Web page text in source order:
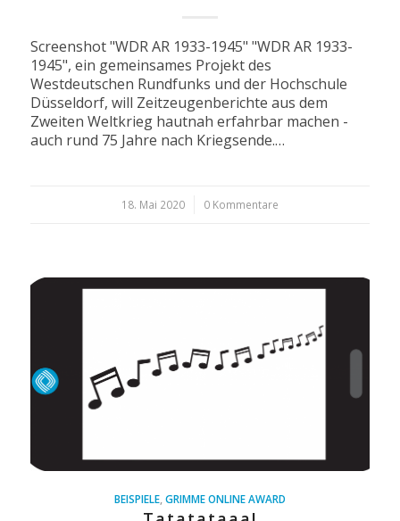
Screenshot "WDR AR 1933-1945" "WDR AR 1933-
1945", ein gemeinsames Projekt des
Westdeutschen Rundfunks und der Hochschule
Düsseldorf, will Zeitzeugenberichte aus dem
Zweiten Weltkrieg hautnah erfahrbar machen -
auch rund 75 Jahre nach Kriegsende.…
18. Mai 2020 0 Kommentare
BEISPIELE, GRIMME ONLINE AWARD